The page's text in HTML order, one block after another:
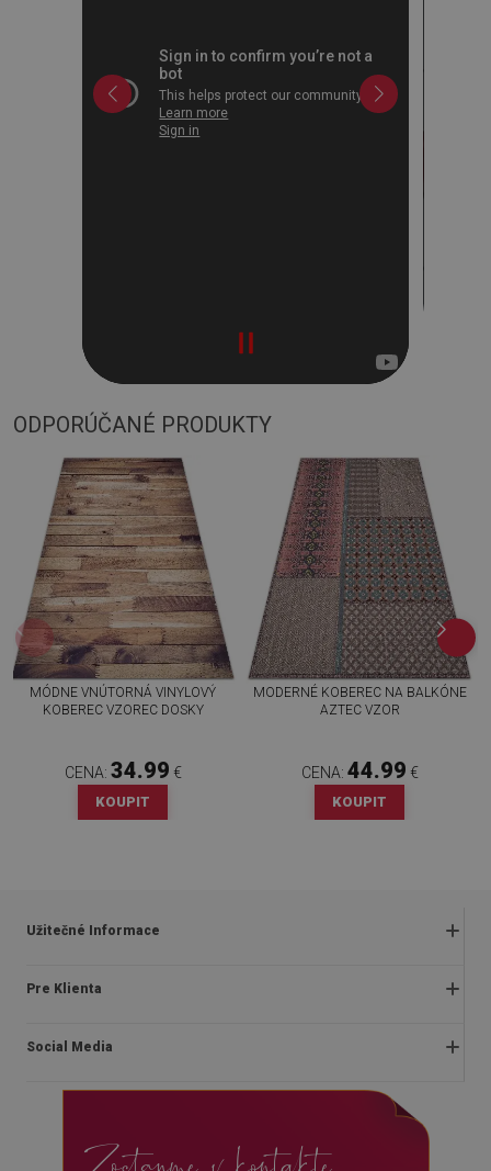
ODPORÚČANÉ PRODUKTY
MÓDNE VNÚTORNÁ VINYLOVÝ
KOBEREC VZOREC DOSKY
CENA: 34.99 €
KOUPIT
MODERNÉ KOBEREC NA BALKÓNE
AZTEC VZOR
CENA: 44.99 €
KOUPIT
Užitečné Informace
Obchodné podmienky
Často kladené otázky
Pre Klienta
O nás
Social Media
instagram